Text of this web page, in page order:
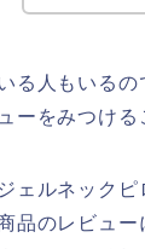
る人もいる
ーをみつける
ェルネック
品のレビュ